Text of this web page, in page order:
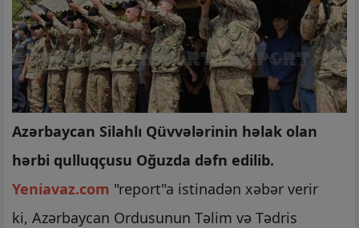
Azərbaycan Silahlı Qüvvələrinin həlak olan
hərbi qulluqçusu Oğuzda dəfn edilib.
Yeniavaz.com "report"a istinadən xəbər verir
ki, Azərbaycan Ordusunun Təlim və Tədris